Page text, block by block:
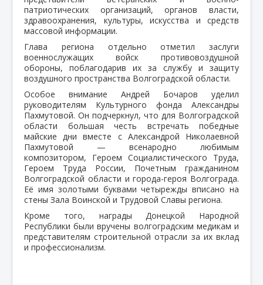
патриотических организаций, органов власти,
здравоохранения, культуры, искусства и средств
массовой информации.
Глава региона отдельно отметил заслуги
военнослужащих войск противовоздушной
обороны, поблагодарив их за службу и защиту
воздушного пространства Волгоградской области.
Особое внимание Андрей Бочаров уделил
руководителям Культурного фонда Александры
Пахмутовой. Он подчеркнул, что для Волгоградской
области большая честь встречать победные
майские дни вместе с Александрой Николаевной
Пахмутовой — всенародно любимым
композитором, Героем Социалистического Труда,
Героем Труда России, Почетным гражданином
Волгоградской области и города-героя Волгограда.
Её имя золотыми буквами четырежды вписано на
стены Зала Воинской и Трудовой Славы региона.
Кроме того, награды Донецкой Народной
Республики были вручены волгоградским медикам и
представителям строительной отрасли за их вклад
и профессионализм.